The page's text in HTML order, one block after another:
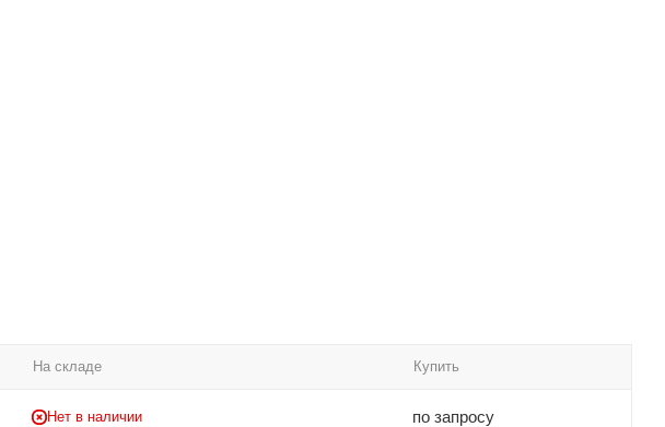
На складе Купить
Нет в наличии по запросу